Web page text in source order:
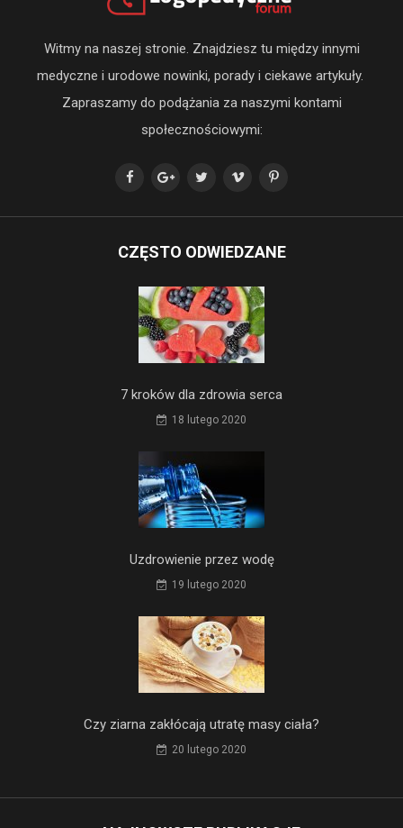
Witmy na naszej stronie. Znajdziesz tu między innymi
medyczne i urodowe nowinki, porady i ciekawe artykuły.
Zapraszamy do podążania za naszymi kontami
społecznościowymi:
CZĘSTO ODWIEDZANE
7 kroków dla zdrowia serca
18 lutego 2020
Uzdrowienie przez wodę
19 lutego 2020
Czy ziarna zakłócają utratę masy ciała?
20 lutego 2020